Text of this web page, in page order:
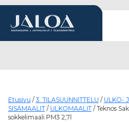
Päävalikko
Etusivu / 3. TILASUUNNITTELU / ULKO-
SISÄMAALIT/ ULKOMAALIT/ Teknos
sokkelimaali PM3 2,7l